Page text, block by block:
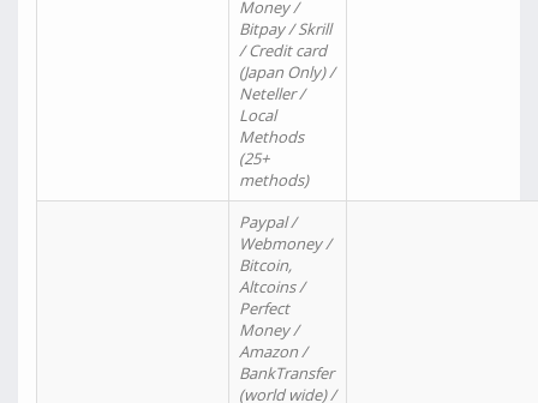
Money /
Bitpay / Skrill
/ Credit card
(Japan Only) /
Neteller /
Local
Methods
(25+
methods)
Paypal /
Webmoney /
Bitcoin,
Altcoins /
Perfect
Money /
Amazon /
BankTransfer
(world wide) /